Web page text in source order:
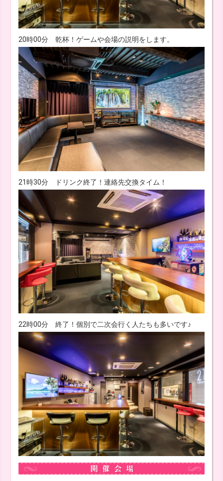
20時00分 乾杯！ゲームや会場の説明をします。
21時30分 ドリンク終了！連絡先交換タイム！
22時00分 終了！個別で二次会行く人たちも多いです♪